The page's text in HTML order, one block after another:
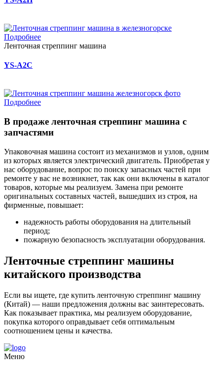
Подробнее
Ленточная стреппинг машина
YS-A2C
Подробнее
В продаже ленточная стреппинг машина с
запчастями
Упаковочная машина состоит из механизмов и узлов, одним
из которых является электрический двигатель. Приобретая у
нас оборудование, вопрос по поиску запасных частей при
ремонте у вас не возникнет, так как они включены в каталог
товаров, которые мы реализуем. Замена при ремонте
оригинальных составных частей, вышедших из строя, на
фирменные, повышает:
надежность работы оборудования на длительный
период;
пожарную безопасность эксплуатации оборудования.
Ленточные стреппинг машины
китайского производства
Если вы ищете, где купить ленточную стреппинг машину
(Китай) — наши предложения должны вас заинтересовать.
Как показывает практика, мы реализуем оборудование,
покупка которого оправдывает себя оптимальным
соотношением цены и качества.
Меню